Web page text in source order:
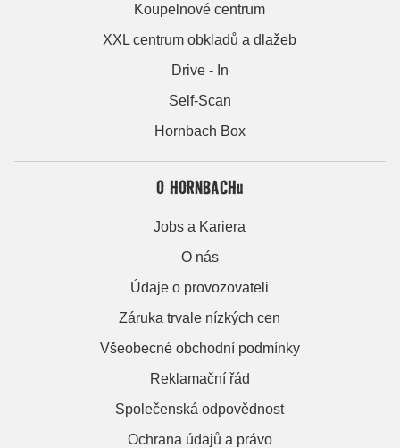
Koupelnové centrum
XXL centrum obkladů a dlažeb
Drive - In
Self-Scan
Hornbach Box
O HORNBACHu
Jobs a Kariera
O nás
Údaje o provozovateli
Záruka trvale nízkých cen
Všeobecné obchodní podmínky
Reklamační řád
Společenská odpovědnost
Ochrana údajů a právo